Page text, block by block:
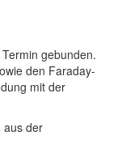
gebunden.
den Faraday-
mit der
aus der